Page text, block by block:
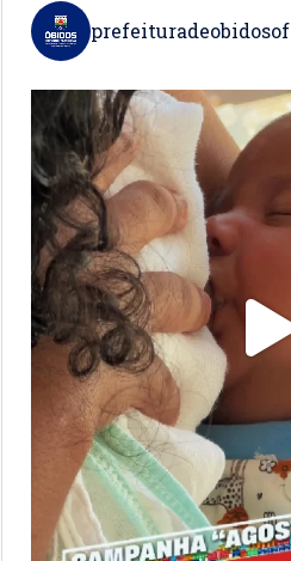
prefeituradeobidosof